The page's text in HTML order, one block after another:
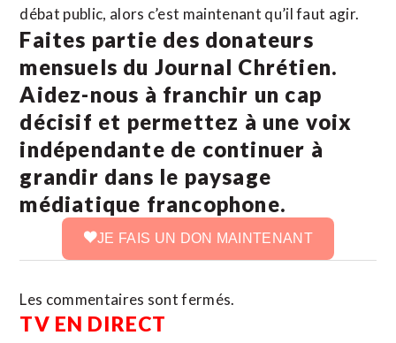
débat public, alors c’est maintenant qu’il faut agir.
Faites partie des donateurs
mensuels du Journal Chrétien.
Aidez-nous à franchir un cap
décisif et permettez à une voix
indépendante de continuer à
grandir dans le paysage
médiatique francophone.
JE FAIS UN DON MAINTENANT
Les commentaires sont fermés.
TV EN DIRECT